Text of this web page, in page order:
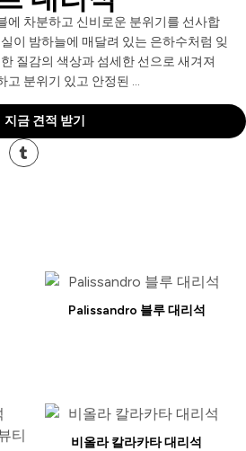
에 차분하고 신비로운 분위기를 선사합
이 밤하늘에 매달려 있는 은하수처럼 잊
질감의 색상과 섬세한 선으로 새겨져
고 분위기 있고 안정된 ...
지금 견적 받기
Palissandro 블루 대리석
비올라 칼라카타 대리석